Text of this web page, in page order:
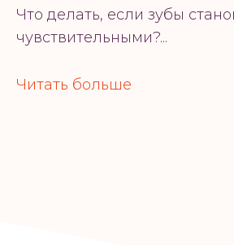
Что делать, если зубы
чувствительными?...
Читать больше